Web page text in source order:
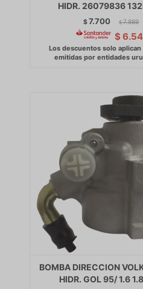
HIDR. 26079836
$7.700 $ 7.889
$
BOMBA DIRECCION
HIDR. GOL 95/ 1.6